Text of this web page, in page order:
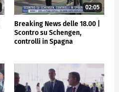
02:05
Breaking News delle 18.00 |
Scontro su Schengen,
controlli in Spagna